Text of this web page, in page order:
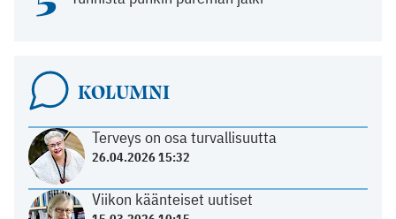
KOLUMNI
Terveys on osa turvallisuutta
26.04.2026 15:32
Viikon käänteiset uutiset